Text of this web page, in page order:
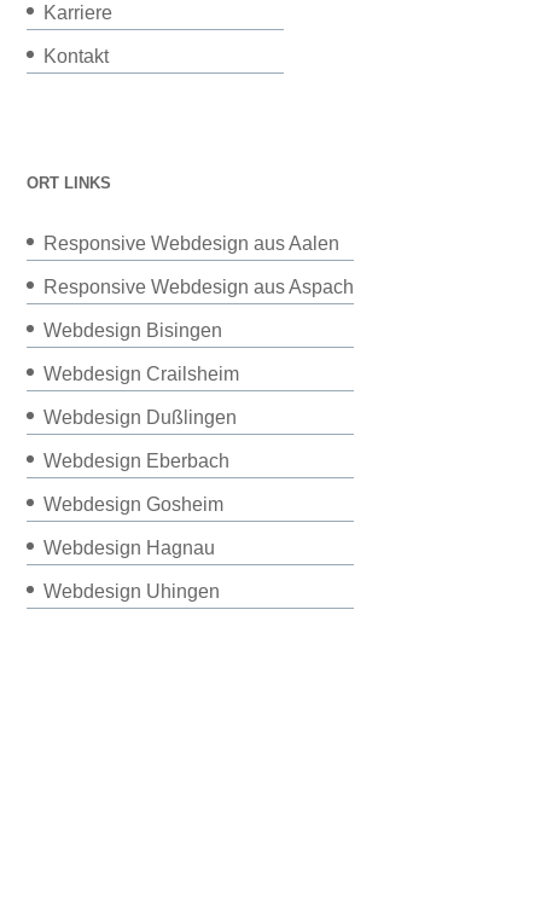
Karriere
Kontakt
ORT LINKS
Responsive Webdesign aus Aalen
Responsive Webdesign aus Aspach
Webdesign Bisingen
Webdesign Crailsheim
Webdesign Dußlingen
Webdesign Eberbach
Webdesign Gosheim
Webdesign Hagnau
Webdesign Uhingen